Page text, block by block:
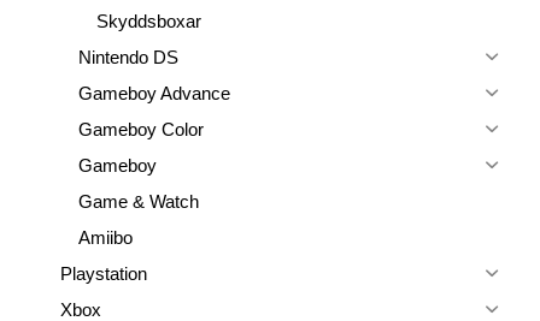
Skyddsboxar
Nintendo DS
Gameboy Advance
Gameboy Color
Gameboy
Game & Watch
Amiibo
Playstation
Xbox